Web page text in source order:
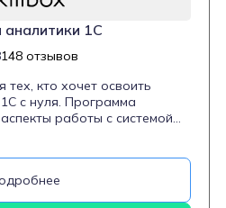
1C
148 отзывов
кто хочет освоить
с нуля. Программа
работы с системой
бизнес-процессы,
данных 1С, выявлять и